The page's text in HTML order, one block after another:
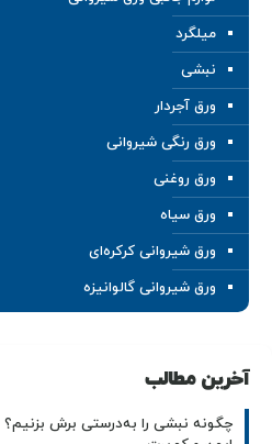
میلگرد
نبشی
ورق آجردار
ورق رنگی شیروانی
ورق روغنی
ورق سیاه
ورق شیروانی کرکره‌ای
ورق شیروانی گالوانیزه
آخرین مطالب
چگونه نبشی را به‌درستی برش